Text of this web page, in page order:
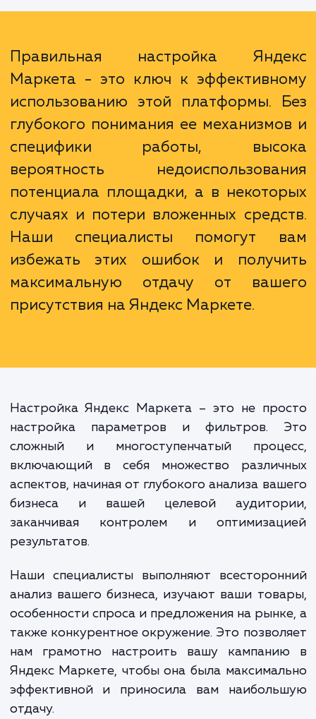
механизмах работы этого инструмента и
бизнеса. Мы поможем вам
ваши кампании, подберем
эффективные стратегии
обеспечим высокую конверсию.
Правильная настройка
Маркета - это ключ к
использованию этой платформы.
глубокого понимания ее
специфики работы,
Наши специалисты помогут
избежать этих ошибок и
максимальную отдачу от
присутствия на Яндекс Маркете.
Настройка Яндекс Маркета – это не
настройка параметров и фильтров.
сложный и многоступенчатый
включающий в себя множество
аспектов, начиная от глубокого анализа
бизнеса и вашей целевой